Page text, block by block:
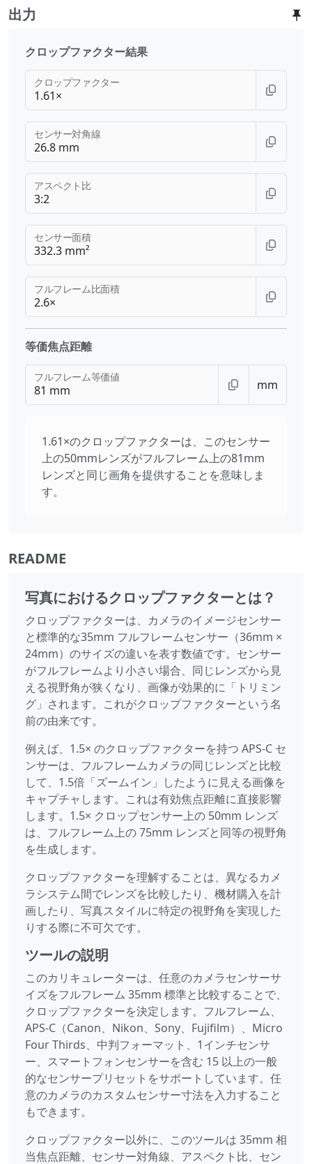
出力
クロップファクター結果
クロップファクター
センサー対角線
アスペクト比
センサー面積
フルフレーム比面積
等価焦点距離
フルフレーム等価値
mm
1.61×のクロップファクターは、このセンサー
上の50mmレンズがフルフレーム上の81mm
レンズと同じ画角を提供することを意味しま
す。
README
写真におけるクロップファクターとは？
クロップファクターは、カメラのイメージセンサー
と標準的な35mm フルフレームセンサー（36mm ×
24mm）のサイズの違いを表す数値です。センサー
がフルフレームより小さい場合、同じレンズから見
える視野角が狭くなり、画像が効果的に「トリミン
グ」されます。これがクロップファクターという名
前の由来です。
例えば、1.5× のクロップファクターを持つ APS-C セ
ンサーは、フルフレームカメラの同じレンズと比較
して、1.5倍「ズームイン」したように見える画像を
キャプチャします。これは有効焦点距離に直接影響
します。1.5× クロップセンサー上の 50mm レンズ
は、フルフレーム上の 75mm レンズと同等の視野角
を生成します。
クロップファクターを理解することは、異なるカメ
ラシステム間でレンズを比較したり、機材購入を計
画したり、写真スタイルに特定の視野角を実現した
りする際に不可欠です。
ツールの説明
このカリキュレーターは、任意のカメラセンサーサ
イズをフルフレーム 35mm 標準と比較することで、
クロップファクターを決定します。フルフレーム、
APS-C（Canon、Nikon、Sony、Fujifilm）、Micro
Four Thirds、中判フォーマット、1インチセンサ
ー、スマートフォンセンサーを含む 15 以上の一般
的なセンサープリセットをサポートしています。任
意のカメラのカスタムセンサー寸法を入力すること
もできます。
クロップファクター以外に、このツールは 35mm 相
当焦点距離、センサー対角線、アスペクト比、セン